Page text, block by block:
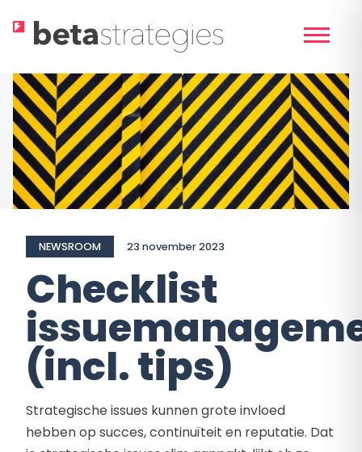
NEWSROOM 23 november 2023
Checklist
(incl. tips)
Strategische issues kunnen grote invloed
hebben op succes, continuïteit en reputatie. Dat